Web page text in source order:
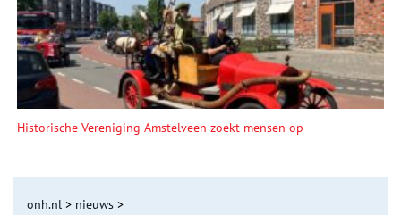
Historische Vereniging Amstelveen zoekt mensen op
onh.nl > nieuws >